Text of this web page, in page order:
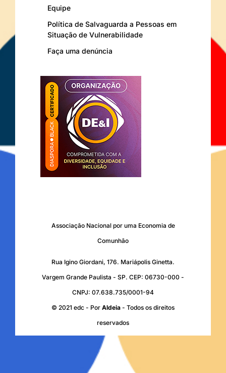
Equipe
Política de Salvaguarda a Pessoas em
Situação de Vulnerabilidade
Faça uma denúncia
Associação Nacional por uma Economia de
Comunhão
Rua Igino Giordani, 176. Mariápolis Ginetta.
Vargem Grande Paulista - SP. CEP: 06730-000 -
CNPJ: 07.638.735/0001-94
© 2021 edc - Por Aldeia - Todos os direitos
reservados